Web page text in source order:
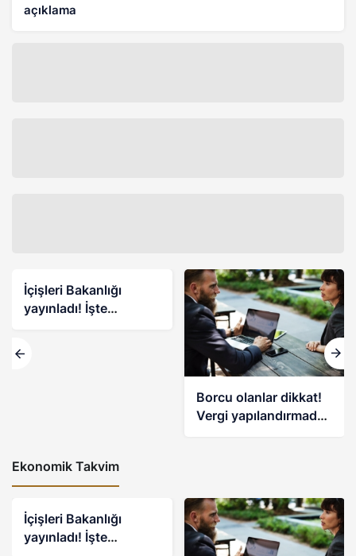
açıklama
İçişleri Bakanlığı
yayınladı! İşte
Borcu olanlar dikkat!
Vergi yapılandırmada
Ekonomik Takvim
İçişleri Bakanlığı
yayınladı! İşte